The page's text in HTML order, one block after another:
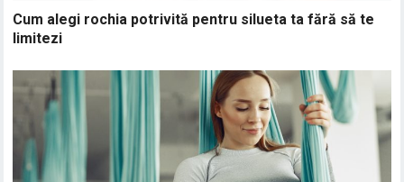
Cum alegi rochia potrivită pentru silueta ta fără să te
limitezi